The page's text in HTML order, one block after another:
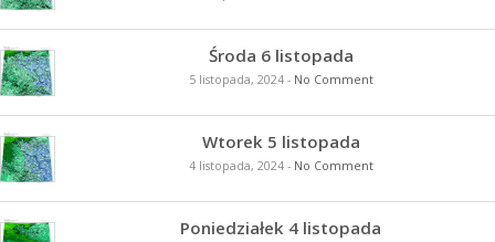
Środa 6 listopada
5 listopada, 2024- No Comment
Wtorek 5 listopada
4 listopada, 2024- No Comment
Poniedziałek 4 listopada